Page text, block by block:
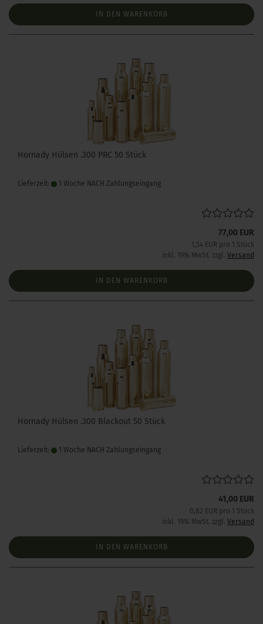
IN DEN WARENKORB
Hornady Hülsen .300 PRC 50 Stück
Lieferzeit: 1 Woche NACH Zahlungseingang
77,00 EUR
1,54 EUR pro 1 Stück
inkl. 19% MwSt. zzgl. Versand
IN DEN WARENKORB
Hornady Hülsen .300 Blackout 50 Stück
Lieferzeit: 1 Woche NACH Zahlungseingang
41,00 EUR
0,82 EUR pro 1 Stück
inkl. 19% MwSt. zzgl. Versand
IN DEN WARENKORB